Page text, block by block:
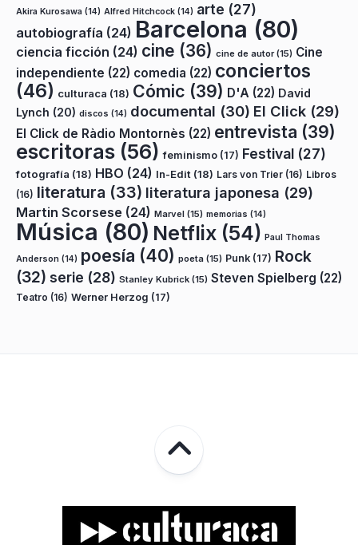
Akira Kurosawa (14) Alfred Hitchcock (14) arte (27)
autobiografía (24) Barcelona (80)
ciencia ficción (24) cine (36) cine de autor(15) Cine
independiente (22) comedia (22) conciertos
(46) culturaca (18) Cómic (39) D'A (22) David
Lynch (20) discos (14) documental (30) El Click (29)
El Click de Ràdio Montornès (22) entrevista (39)
escritoras (56) feminismo (17) Festival (27)
fotografía (18) HBO (24) In-Edit (18) Lars von Trier (16) Libros
(16) literatura (33) literatura japonesa (29)
Martin Scorsese (24) Marvel (15) memorias (14)
Música (80) Netflix (54) Paul Thomas
Anderson (14) poesía (40) poeta (15) Punk (17) Rock
(32) serie (28) Stanley Kubrick (15) Steven Spielberg (22)
Teatro (16) Werner Herzog (17)